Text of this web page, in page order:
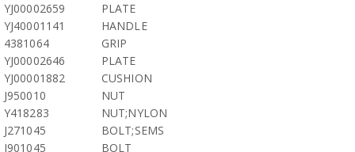
YJ00002659
PLATE
YJ40001141
HANDLE
4381064
GRIP
YJ00002646
PLATE
YJ00001882
CUSHION
J950010
NUT
Y418283
NUT;NYLON
J271045
BOLT;SEMS
J901045
BOLT